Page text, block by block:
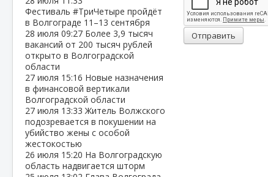
Фестиваль #ТриЧетыре пройдёт
в Волгограде 11–13 сентября
28 июля 09:27 Более 3,9 тысяч
вакансий от 200 тысяч рублей
открыто в Волгоградской
области
27 июля 15:16 Новые назначения
в финансовой вертикали
Волгоградской области
27 июля 13:33Житель Волжского
подозревается в покушении на
убийство жены с особой
жестокостью
26 июля 15:20 На Волгоградскую
область надвигается шторм
Отправить